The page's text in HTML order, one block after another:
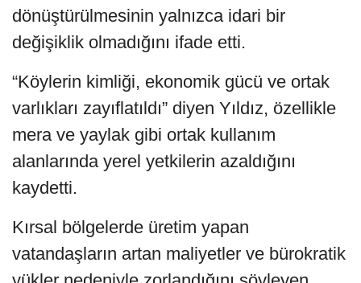
dönüştürülmesinin yalnızca idari bir
değişiklik olmadığını ifade etti.
“Köylerin kimliği, ekonomik gücü ve ortak
varlıkları zayıflatıldı” diyen Yıldız, özellikle
mera ve yaylak gibi ortak kullanım
alanlarında yerel yetkilerin azaldığını
kaydetti.
Kırsal bölgelerde üretim yapan
vatandaşların artan maliyetler ve bürokratik